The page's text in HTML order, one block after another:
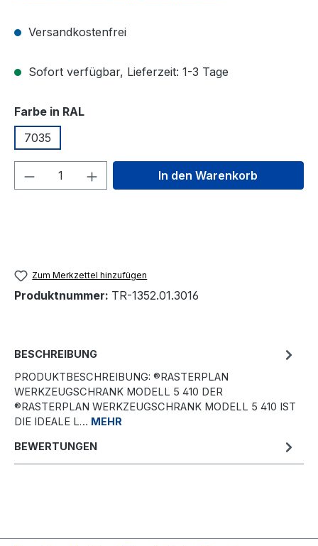
Versandkostenfrei
Sofort verfügbar, Lieferzeit: 1-3 Tage
Farbe in RALauswählen
7035
Produkt Anzahl: Gib denIn den Warenkorb
Zum Merkzettel hinzufügen
Produktnummer: TR-1352.01.3016
BESCHREIBUNG
PRODUKTBESCHREIBUNG: ®RASTERPLAN
WERKZEUGSCHRANK MODELL 5 410 DER
®RASTERPLAN WERKZEUGSCHRANK MODELL 5 410 IST
DIE IDEALE L… MEHR
BEWERTUNGEN